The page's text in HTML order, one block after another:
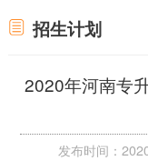
招生计划
2020年河南专
发布时间：